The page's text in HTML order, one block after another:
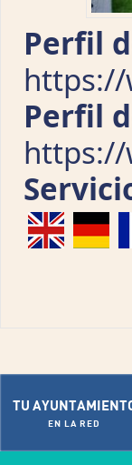
Perfil
Perfil
TU
EN LA RED